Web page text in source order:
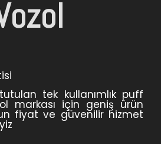
tek kullanımlık puff
markası için geniş ürün
fiyat ve güvenilir hizmet